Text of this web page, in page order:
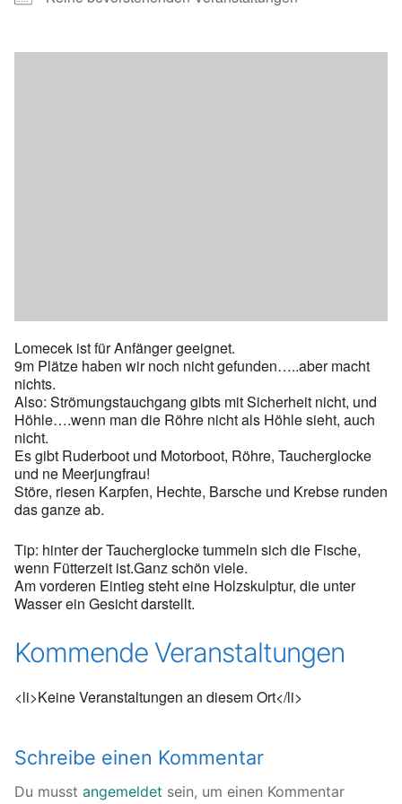
Lomecek ist für Anfänger geeignet.
9m Plätze haben wir noch nicht gefunden…..aber macht
nichts.
Also: Strömungstauchgang gibts mit Sicherheit nicht, und
Höhle….wenn man die Röhre nicht als Höhle sieht, auch
nicht.
Es gibt Ruderboot und Motorboot, Röhre, Taucherglocke
und ne Meerjungfrau!
Störe, riesen Karpfen, Hechte, Barsche und Krebse runden
das ganze ab.
Tip: hinter der Taucherglocke tummeln sich die Fische,
wenn Fütterzeit ist.Ganz schön viele.
Am vorderen Eintieg steht eine Holzskulptur, die unter
Wasser ein Gesicht darstellt.
Kommende Veranstaltungen
<li>Keine Veranstaltungen an diesem Ort</li>
Schreibe einen Kommentar
Du musst angemeldet sein, um einen Kommentar